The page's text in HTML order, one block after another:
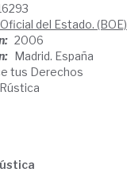
del Estado. (BOE)
2006
Madrid. España
tus Derechos
Rústica